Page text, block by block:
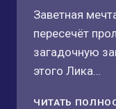
Заветная
пересечёт
загадочную
этого Лика…
ЧИТАТЬ